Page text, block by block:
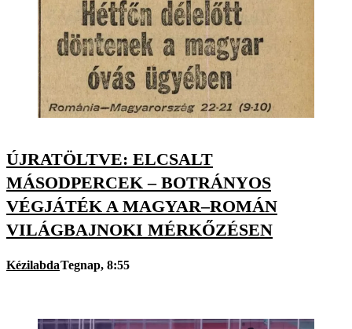
ÚJRATÖLTVE: ELCSALT
MÁSODPERCEK – BOTRÁNYOS
VÉGJÁTÉK A MAGYAR–ROMÁN
VILÁGBAJNOKI MÉRKŐZÉSEN
KézilabdaTegnap, 8:55